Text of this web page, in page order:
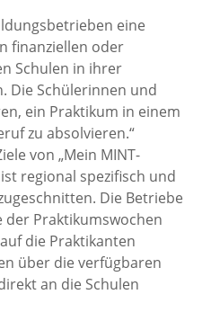
eine
finanziellen oder
Schulen in ihrer
Die Schülerinnen und
ein Praktikum in einem
zu absolvieren.“
von „Mein MINT-
regional spezifisch und
Die Betriebe
Praktikumswochen
die Praktikanten
über die verfügbaren
an die Schulen